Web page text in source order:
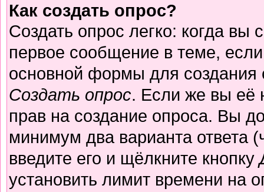
Как создать опрос?
Создать опрос легко: когда вы
первое сообщение в теме,
основной формы для
Создать опрос. Если же вы её
прав на создание опроса. Вы
минимум два варианта ответа
введите его и щёлкните кнопку
установить лимит времени на